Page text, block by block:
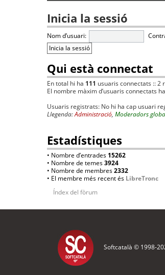
Inicia la sessió
Nom d’usuari:
Qui està connectat
En total hi ha 111 usuaris connectats :: 2
El nombre màxim d’usuaris connectats
Usuaris registrats: No hi ha cap usuari
Llegenda:Administració, Moderadors
Estadístiques
• Nombre d’entrades 15262
• Nombre de temes3924
• Nombre de membres2332
• El membre més recent és LibreTronc
Índex del fòrum
Softcatalà © 1998-